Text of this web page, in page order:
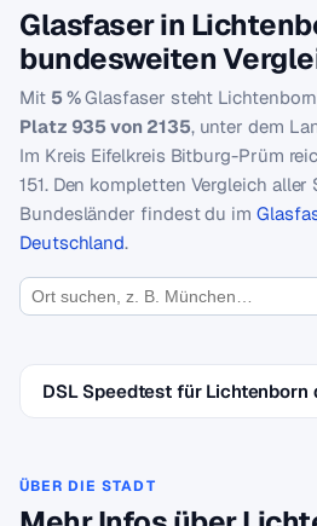
Glasfaser in
bundesweiten
Mit 5 %Glasfaser steht
Platz 935 von 2135, unter dem
Im Kreis Eifelkreis Bitburg-Prüm
151. Den kompletten Vergleich aller
Bundesländer findest du im
Deutschland.
DSL Speedtest für Lichtenborn
ÜBER DIE STADT